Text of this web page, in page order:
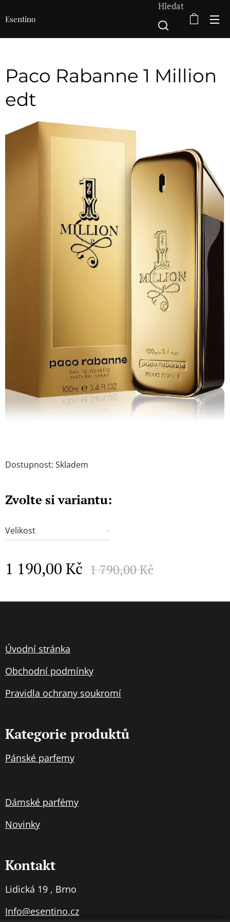
Esentino
Hledat
Paco Rabanne 1 Million
edt
Dostupnost: Skladem
Zvolte si variantu:
Velikost
1 190,00 Kč 1 790,00Kč
Úvodní stránka
Obchodní podmínky
Pravidla ochrany soukromí
Kategorie produktů
Pánské parfemy
Dámské parfémy
Novinky
Kontakt
Lidická 19 , Brno
Info@esentino.cz